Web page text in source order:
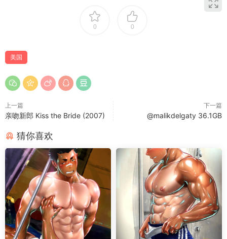
0 0
美国
上一篇
亲吻新郎 Kiss the Bride (2007)
下一篇
@malikdelgaty 36.1GB
猜你喜欢